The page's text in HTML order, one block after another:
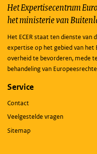
Het Expertisecentrum
het ministerie van
Het ECER staat ten dienste
expertise op het gebied van het
overheid te bevorderen, mede
behandeling van
Service
Contact
Veelgestelde vragen
Sitemap